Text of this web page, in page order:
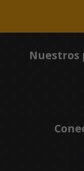
Nuestros